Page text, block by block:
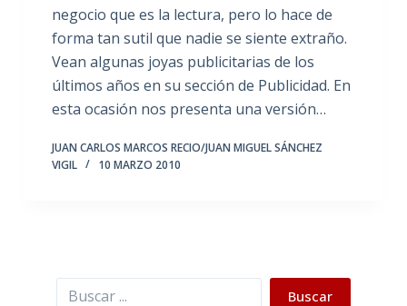
negocio que es la lectura, pero lo hace de
forma tan sutil que nadie se siente extraño.
Vean algunas joyas publicitarias de los
últimos años en su sección de Publicidad. En
esta ocasión nos presenta una versión…
JUAN CARLOS MARCOS RECIO/JUAN MIGUEL SÁNCHEZ
VIGIL
10 MARZO 2010
Buscar Buscar